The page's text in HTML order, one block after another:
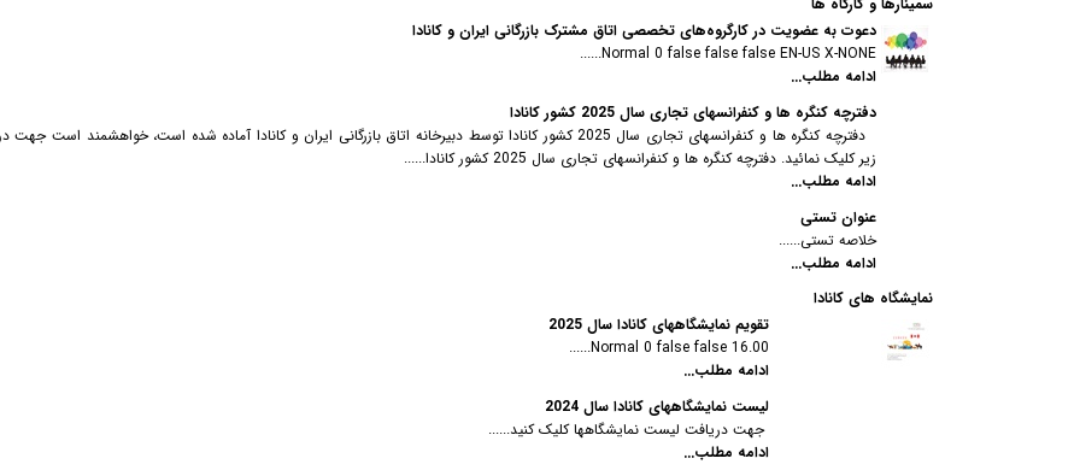
دعوت به عضویت در کارگروه‌های تخصصی اتاق مشترک بازرگانی ایران و کانادا
Normal 0 false false false EN-US X-NONE......
ادامه مطلب...
دفترچه کنگره ها و کنفرانسهای تجاری سال 2025 کشور کانادا
دفترچه کنگره ها و کنفرانسهای تجاری سال 2025 کشور کانادا توسط دبیرخانه اتاق بازرگانی ایران و کانادا آماده شده است،
زیر کلیک نمائید. دفترچه کنگره ها و کنفرانسهای تجاری سال 2025 کشور کانادا......
ادامه مطلب...
عنوان تستی
خلاصه تستی......
ادامه مطلب...
نمایشگاه های کانادا
تقویم نمایشگاههای کانادا سال 2025
16.00 Normal 0 false false......
ادامه مطلب...
لیست نمایشگاههای کانادا سال 2024
جهت دریافت لیست نمایشگاهها کلیک کنید......
ادامه مطلب...